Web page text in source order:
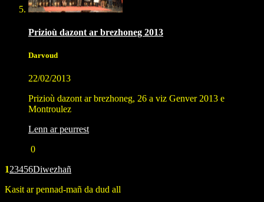
Prizioù dazont ar brezhoneg 2013
Darvoud
22/02/2013
Prizioù dazont ar brezhoneg, 26 a viz Genver 2013 e
Montroulez
Lenn ar peurrest
0
123456Diwezhañ
Kasit ar pennad-mañ da dud all